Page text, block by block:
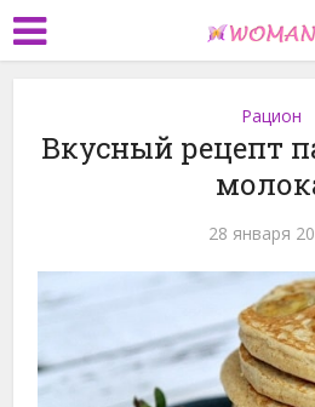
Рацион
Вкусный рецепт
28 января